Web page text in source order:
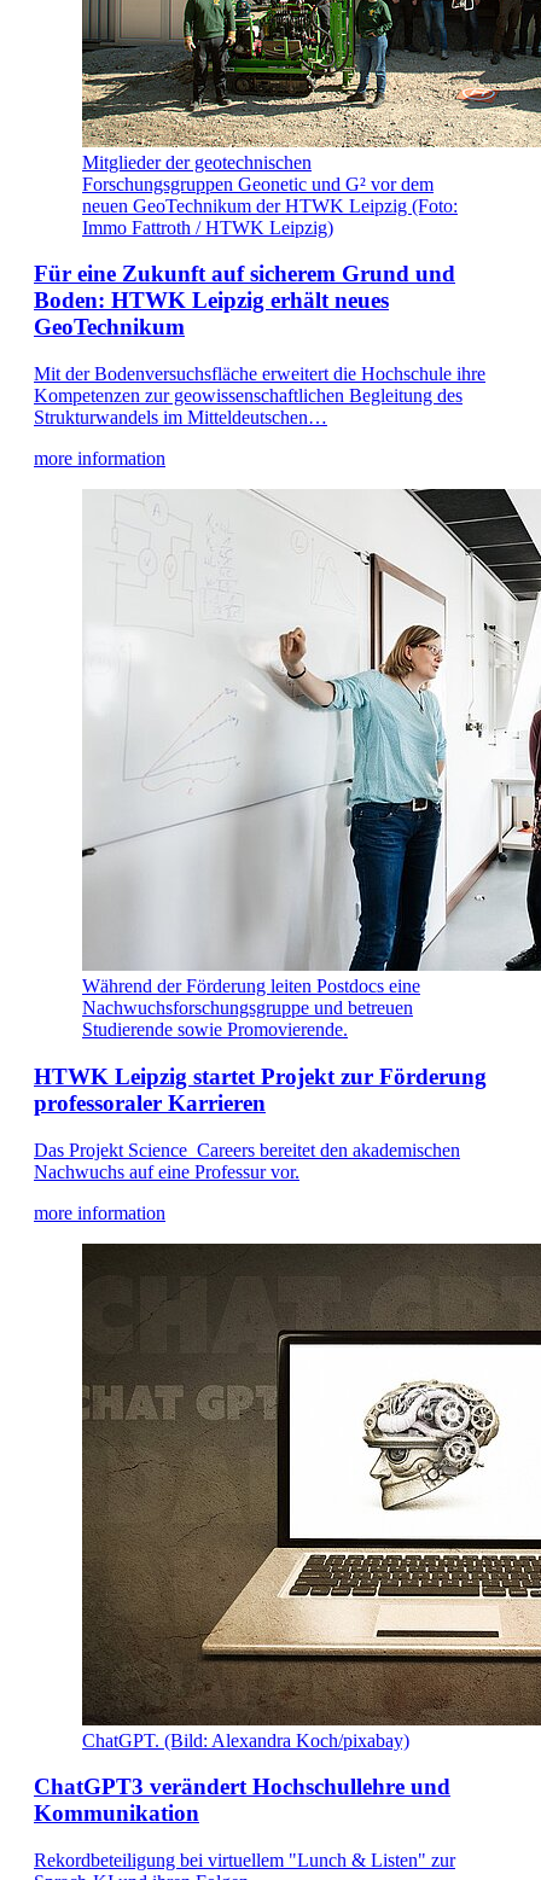
Mitglieder der geotechnischen
Forschungsgruppen Geonetic und G² vor dem
neuen GeoTechnikum der HTWK Leipzig (Foto:
Immo Fattroth / HTWK Leipzig)
Für eine Zukunft auf sicherem Grund und
Boden: HTWK Leipzig erhält neues
GeoTechnikum
Mit der Bodenversuchsfläche erweitert die Hochschule ihre
Kompetenzen zur geowissenschaftlichen Begleitung des
Strukturwandels im Mitteldeutschen…
more information
Während der Förderung leiten Postdocs eine
Nachwuchsforschungsgruppe und betreuen
Studierende sowie Promovierende.
HTWK Leipzig startet Projekt zur Förderung
professoraler Karrieren
Das Projekt Science_Careers bereitet den akademischen
Nachwuchs auf eine Professur vor.
more information
ChatGPT. (Bild: Alexandra Koch/pixabay)
ChatGPT3 verändert Hochschullehre und
Kommunikation
Rekordbeteiligung bei virtuellem "Lunch & Listen" zur